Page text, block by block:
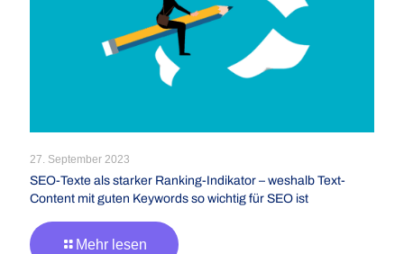
27. September 2023
SEO-Texte als starker Ranking-Indikator – weshalb Text-
Content mit guten Keywords so wichtig für SEO ist
Mehr lesen